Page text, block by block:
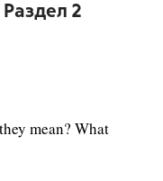
2
mean? What